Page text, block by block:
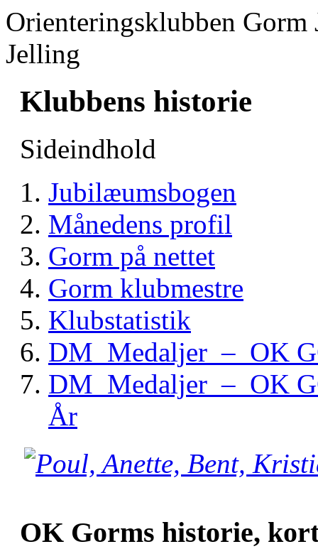
Orienteringsklubben
Jelling
Klubbens historie
Sideindhold
Jubilæumsbogen
Månedens profil
Gorm på nettet
Gorm klubmestre
Klubstatistik
DM Medaljer – OK
DM Medaljer – OK
År
OK Gorms historie,